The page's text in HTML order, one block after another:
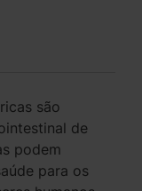
são
de
podem
para os